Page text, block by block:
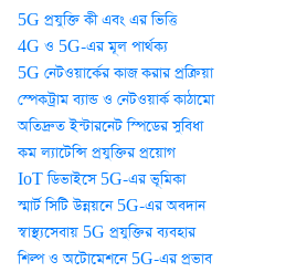
5G প্রযুক্তি কী এবং এর ভিত্তি
4G ও 5G-এর মূল পার্থক্য
5G নেটওয়ার্কের কাজ করার প্রক্রিয়া
স্পেকট্রাম ব্যান্ড ও নেটওয়ার্ক কাঠামো
অতিদ্রুত ইন্টারনেট স্পিডের সুবিধা
কম ল্যাটেন্সি প্রযুক্তির প্রয়োগ
IoT ডিভাইসে 5G-এর ভূমিকা
স্মার্ট সিটি উন্নয়নে 5G-এর অবদান
স্বাস্থ্যসেবায় 5G প্রযুক্তির ব্যবহার
শিল্প ও অটোমেশনে 5G-এর প্রভাব